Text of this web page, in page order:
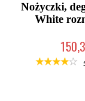
Nożyczki,
White
Mała ilość